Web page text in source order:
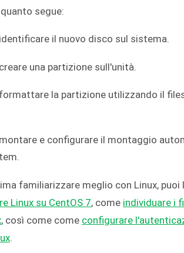
segue:
il nuovo disco sul sistema.
una partizione sull'unità.
la partizione utilizzando il
e configurare il montaggio
familiarizzare meglio con Linux, puoi
Linux su CentOS 7, come individuare i
, così come come configurare